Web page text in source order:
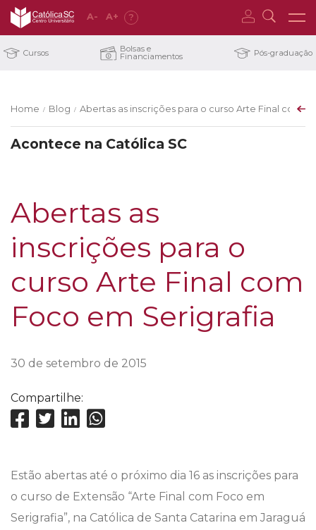
A- A+ ?
Cursos Bolsas e
Financiamentos Pós-graduação
Home / Blog / Abertas as inscrições para o curso Arte Final com
Acontece na Católica SC
Abertas as
inscrições para o
curso Arte Final com
Foco em Serigrafia
30 de setembro de 2015
Compartilhe:
Estão abertas até o próximo dia 16 as inscrições para
o curso de Extensão “Arte Final com Foco em
Serigrafia”, na Católica de Santa Catarina em Jaraguá